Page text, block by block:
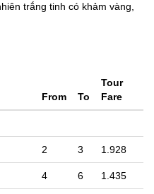
trắng tinh có khảm vàng,
From To
Tour
Fare
2 3 1.928
4 6 1.435